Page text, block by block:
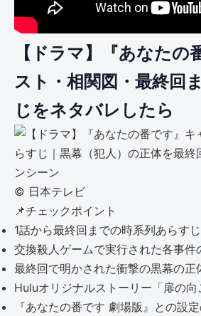
【ドラマ】『あなたの
スト・相関図・最終回
じをネタバレしたら
©︎ 日本テレビ
📌チェックポイント
1話から最終回までの時系列あらす
交換殺人ゲームで実行された各事件
最終回で明かされた衝撃の黒幕の正
Huluオリジナルストーリー「扉の
『あなたの番です 劇場版』との設